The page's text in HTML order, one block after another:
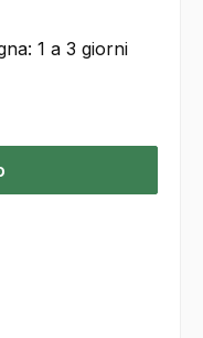
1 a 3 giorni